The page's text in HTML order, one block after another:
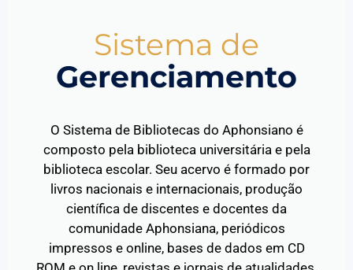
Sistema de
Gerenciamento
O Sistema de Bibliotecas do Aphonsiano é
composto pela biblioteca universitária e pela
biblioteca escolar. Seu acervo é formado por
livros nacionais e internacionais, produção
científica de discentes e docentes da
comunidade Aphonsiana, periódicos
impressos e online, bases de dados em CD